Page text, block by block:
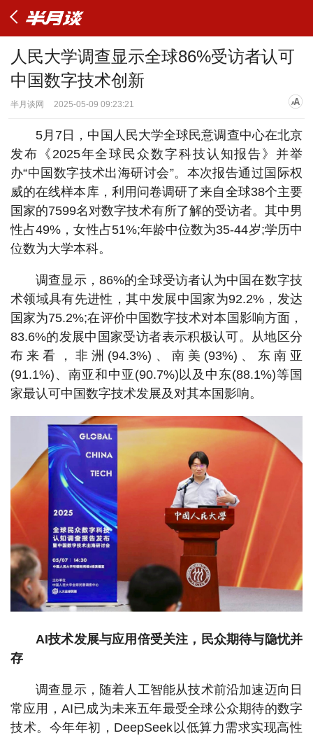
人民大学调查显示全球86%受访者认可
中国数字技术创新
半月谈网 2025-05-09 09:23:21
5月7日，中国人民大学全球民意调查中心在北京
发布《2025年全球民众数字科技认知报告》并举
办“中国数字技术出海研讨会”。本次报告通过国际权
威的在线样本库，利用问卷调研了来自全球38个主要
国家的7599名对数字技术有所了解的受访者。其中男
性占49%，女性占51%;年龄中位数为35-44岁;学历中
位数为大学本科。
调查显示，86%的全球受访者认为中国在数字技
术领域具有先进性，其中发展中国家为92.2%，发达
国家为75.2%;在评价中国数字技术对本国影响方面，
83.6%的发展中国家受访者表示积极认可。从地区分
布来看，非洲(94.3%)、南美(93%)、东南亚
(91.1%)、南亚和中亚(90.7%)以及中东(88.1%)等国
家最认可中国数字技术发展及对其本国影响。
AI技术发展与应用倍受关注，民众期待与隐忧并
存
调查显示，随着人工智能从技术前沿加速迈向日
常应用，AI已成为未来五年最受全球公众期待的数字
技术。今年年初，DeepSeek以低算力需求实现高性